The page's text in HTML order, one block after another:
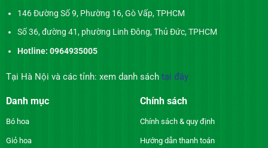
146 Đường Số 9, Phường 16, Gò Vấp, TPHCM
Số 36, đường 41, phường Linh Đông, Thủ Đức, TPHCM
Hotline: 0964935005
Tại Hà Nội và các tỉnh: xem danh sách tại đây
Danh mục
Bó hoa
Giỏ hoa
Chính sách
Chính sách & quy định
Hướng dẫn thanh toán